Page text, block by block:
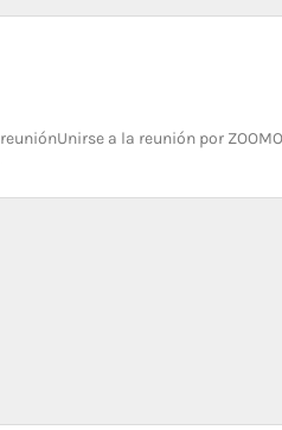
a la reunión por